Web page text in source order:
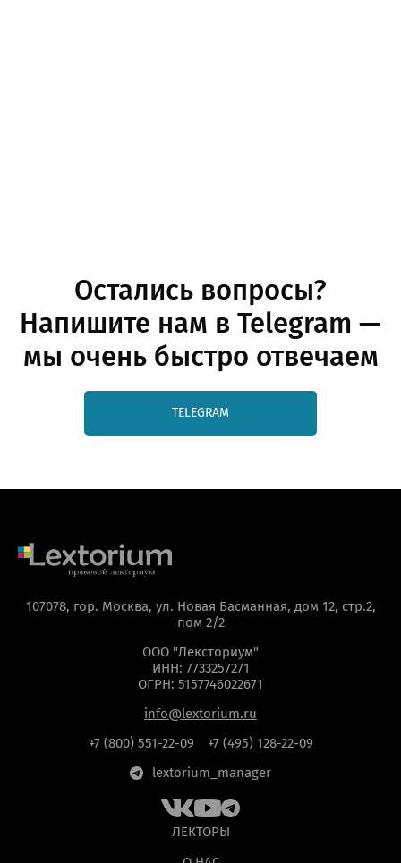
Остались вопросы?
Напишите нам в Telegram —
мы очень быстро отвечаем
TELEGRAM
107078, гор. Москва, ул. Новая Басманная, дом 12, стр.2,
пом 2/2
ООО "Лексториум"
ИНН: 7733257271
ОГРН: 5157746022671
info@lextorium.ru
+7 (800) 551-22-09
+7 (495) 128-22-09
lextorium_manager
ЛЕКТОРЫ